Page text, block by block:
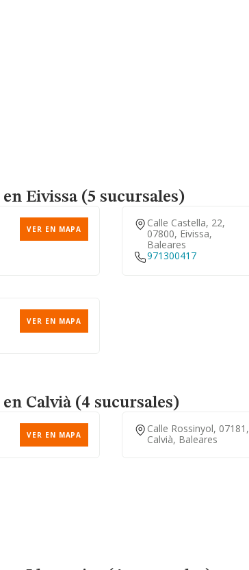
en Eivissa (5 sucursales)
VER EN MAPA
Calle Castella, 22,
07800, Eivissa,
Baleares
971300417
VER EN MAPA
en Calvià (4 sucursales)
VER EN MAPA
Calle Rossinyol, 07181,
Calvià, Baleares